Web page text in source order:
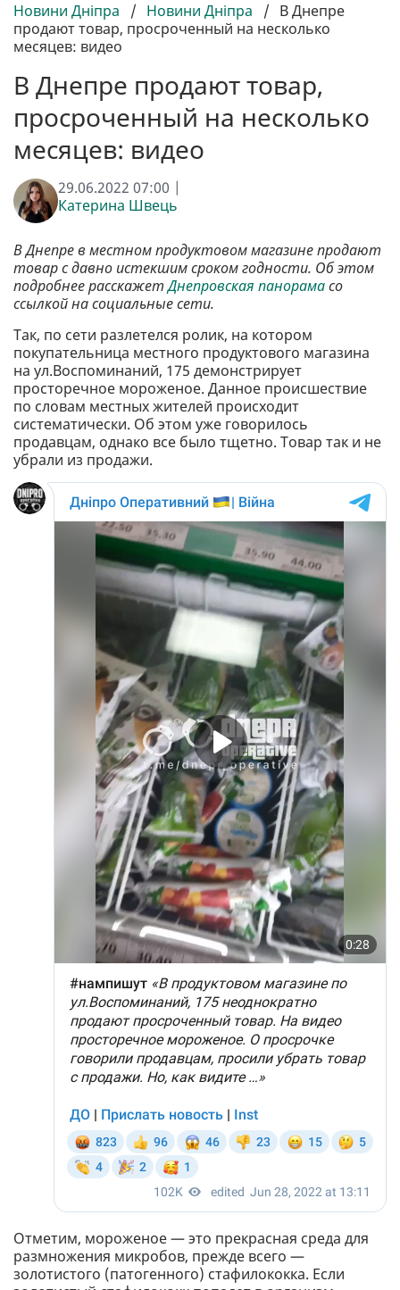
Новини Дніпра / Новини Дніпра / В Днепре
продают товар, просроченный на несколько
месяцев: видео
В Днепре продают товар,
просроченный на несколько
месяцев: видео
29.06.2022 07:00 |
Катерина Швець
В Днепре в местном продуктовом магазине продают
товар с давно истекшим сроком годности. Об этом
подробнее расскажетДнепровская панорамасо
ссылкой на социальные сети.
Так, по сети разлетелся ролик, на котором
покупательница местного продуктового магазина
на ул.Воспоминаний, 175 демонстрирует
просторечное мороженое. Данное происшествие
по словам местных жителей происходит
систематически. Об этом уже говорилось
продавцам, однако все было тщетно. Товар так и не
убрали из продажи.
Отметим, мороженое — это прекрасная среда для
размножения микробов, прежде всего —
золотистого (патогенного) стафилококка. Если